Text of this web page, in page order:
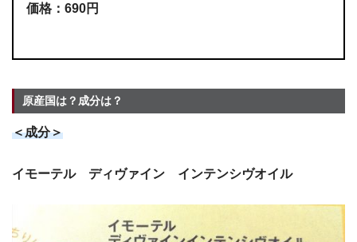
価格：690円
原産国は？成分は？
＜成分＞
イモーテル ディヴァイン インテンシヴオイル